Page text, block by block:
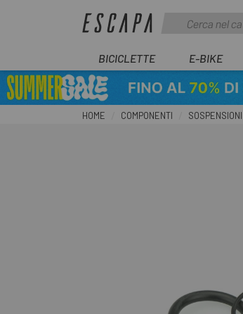
BICICLETTE E-BIKE
HOME COMPONENTI SOSPENSIONI